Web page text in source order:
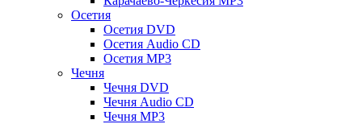
Осетия
Осетия DVD
Осетия Audio CD
Осетия MP3
Чечня
Чечня DVD
Чечня Audio CD
Чечня MP3